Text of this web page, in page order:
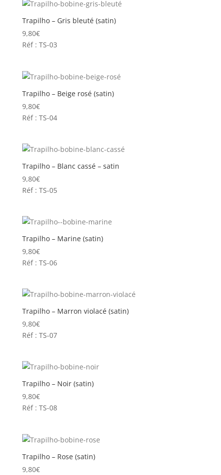
Trapilho – Gris bleuté (satin)
9,80€
Réf : TS-03
Trapilho – Beige rosé (satin)
9,80€
Réf : TS-04
Trapilho – Blanc cassé – satin
9,80€
Réf : TS-05
Trapilho – Marine (satin)
9,80€
Réf : TS-06
Trapilho – Marron violacé (satin)
9,80€
Réf : TS-07
Trapilho – Noir (satin)
9,80€
Réf : TS-08
Trapilho – Rose (satin)
9,80€